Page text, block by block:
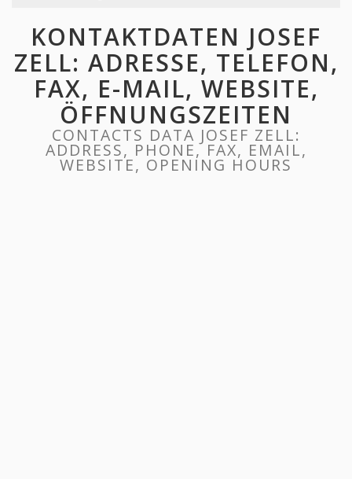
KONTAKTDATEN JOSEF
ZELL: ADRESSE, TELEFON,
FAX, E-MAIL, WEBSITE,
ÖFFNUNGSZEITEN
CONTACTS DATA JOSEF ZELL:
ADDRESS, PHONE, FAX, EMAIL,
WEBSITE, OPENING HOURS